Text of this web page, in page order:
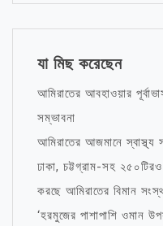
যা মিছ করেছেন
আমিরাতের আবহাওয়ার
সম্ভাবনা
আমিরাতের আজমানে স্বাস্থ্য
ঢাকা, চট্টগ্রাম-সহ
করছে আমিরাতের বিমান
‘হরমুজের পাশাপাশি ওমান